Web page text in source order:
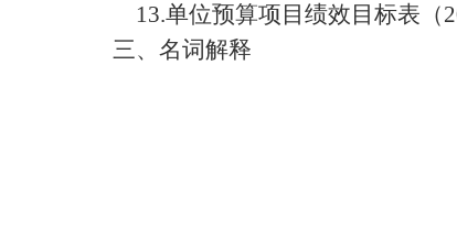
13.单位预算项目绩效目标表（
三、名词解释